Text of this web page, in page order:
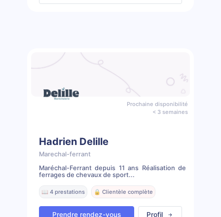
Prochaine disponibilité
< 3 semaines
Hadrien Delille
Marechal-ferrant
Maréchal-Ferrant depuis 11 ans Réalisation de
ferrages de chevaux de sport...
📖 4 prestations 🔒 Clientèle complète
Prendre rendez-vous Profil